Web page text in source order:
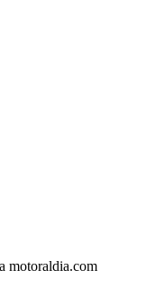
motoraldia.com